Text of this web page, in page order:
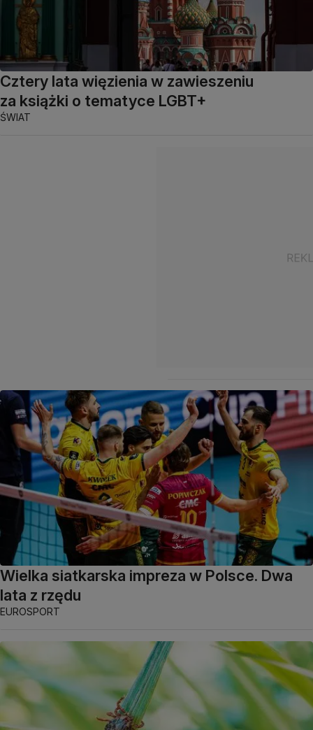
Cztery lata więzienia w zawieszeniu
za książki o tematyce LGBT+
ŚWIAT
Wielka siatkarska impreza w Polsce. Dwa
lata z rzędu
EUROSPORT